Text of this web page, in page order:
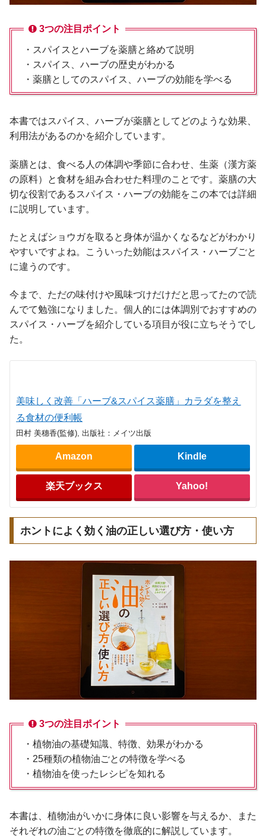
3つの注目ポイント
・スパイスとハーブを薬膳と絡めて説明
・スパイス、ハーブの歴史がわかる
・薬膳としてのスパイス、ハーブの効能を学べる
本書ではスパイス、ハーブが薬膳としてどのような効果、
利用法があるのかを紹介しています。
薬膳とは、食べる人の体調や季節に合わせ、生薬（漢方薬
の原料）と食材を組み合わせた料理のことです。薬膳の大
切な役割であるスパイス・ハーブの効能をこの本では詳細
に説明しています。
たとえばショウガを取ると身体が温かくなるなどがわかり
やすいですよね。こういった効能はスパイス・ハーブごと
に違うのです。
今まで、ただの味付けや風味づけだけだと思ってたので読
んでて勉強になりました。個人的には体調別でおすすめの
スパイス・ハーブを紹介している項目が役に立ちそうでし
た。
美味しく改善「ハーブ&スパイス薬膳」カラダを整え
る食材の便利帳
田村 美穗香(監修), 出版社：メイツ出版
Amazon Kindle
楽天ブックス Yahoo!
ホントによく効く油の正しい選び方・使い方
3つの注目ポイント
・植物油の基礎知識、特徴、効果がわかる
・25種類の植物油ごとの特徴を学べる
・植物油を使ったレシピを知れる
本書は、植物油がいかに身体に良い影響を与えるか、また
それぞれの油ごとの特徴を徹底的に解説しています。